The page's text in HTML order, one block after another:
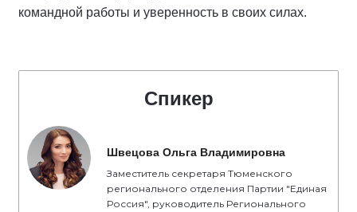
командной работы и уверенность в своих силах.
Спикер
Швецова Ольга Владимировна
Заместитель секретаря Тюменского
регионального отделения Партии "Единая
Россия", руководитель Регионального